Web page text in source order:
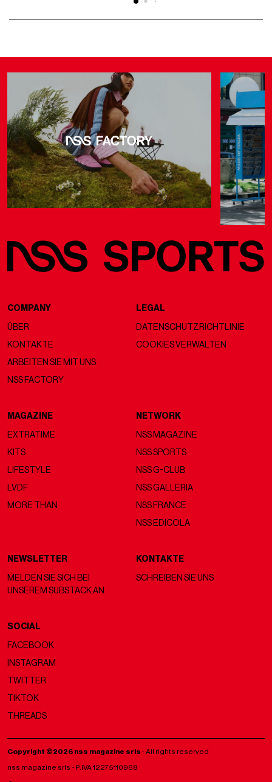
COMPANY
ÜBER
KONTAKTE
ARBEITEN SIE MIT UNS
NSS FACTORY
LEGAL
DATENSCHUTZRICHTLINIE
COOKIES VERWALTEN
MAGAZINE
EXTRATIME
KITS
LIFESTYLE
LVDF
MORE THAN
NETWORK
NSS MAGAZINE
NSS SPORTS
NSS G-CLUB
NSS GALLERIA
NSS FRANCE
NSS EDICOLA
NEWSLETTER
MELDEN SIE SICH BEI
UNSEREM SUBSTACK AN
KONTAKTE
SCHREIBEN SIE UNS
SOCIAL
FACEBOOK
INSTAGRAM
TWITTER
TIKTOK
THREADS
Copyright ©2026 nss magazine srls - All rights reserved
nss magazine srls - P.IVA 12275110968